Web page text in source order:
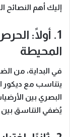
إليك أهم النصائح
1. أولًا:
المحيطة
في البداية، من
يتناسب مع ديكور
البصري بين
يُضفي التناسق بين